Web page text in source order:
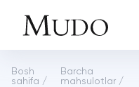
Bosh
sahifa /
Barcha
mahsulotlar /